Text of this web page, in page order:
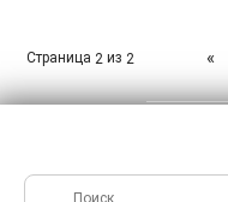
Страница 2 из 2 «